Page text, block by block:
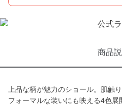
商品
上品な柄が魅力のショール。肌触
フォーマルな装いにも映える4色展